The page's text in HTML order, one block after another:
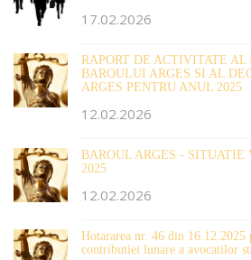
17.02.2026
RAPORT DE ACTIVITATE
BAROULUI ARGES SI AL
ARGES PENTRU ANUL 2025
12.02.2026
BAROUL ARGES -
2025
12.02.2026
Hotararea nr. 46 din
contributiei lunare a avocatilor